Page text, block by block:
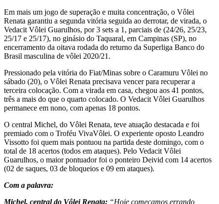
Em mais um jogo de superação e muita concentração, o Vôlei
Renata garantiu a segunda vitória seguida ao derrotar, de virada, o
Vedacit Vôlei Guarulhos, por 3 sets a 1, parciais de (24/26, 25/23,
25/17 e 25/17), no ginásio do Taquaral, em Campinas (SP), no
encerramento da oitava rodada do returno da Superliga Banco do
Brasil masculina de vôlei 2020/21.
Pressionado pela vitória do Fiat/Minas sobre o Caramuru Vôlei no
sábado (20), o Vôlei Renata precisava vencer para recuperar a
terceira colocação. Com a virada em casa, chegou aos 41 pontos,
três a mais do que o quarto colocado. O Vedacit Vôlei Guarulhos
permanece em nono, com apenas 18 pontos.
O central Michel, do Vôlei Renata, teve atuação destacada e foi
premiado com o Troféu VivaVôlei. O experiente oposto Leandro
Vissotto foi quem mais pontuou na partida deste domingo, com o
total de 18 acertos (todos em ataques). Pelo Vedacit Vôlei
Guarulhos, o maior pontuador foi o ponteiro Deivid com 14 acertos
(02 de saques, 03 de bloqueios e 09 em ataques).
Com a palavra:
Michel, central do Vôlei Renata: “Hoje começamos errando